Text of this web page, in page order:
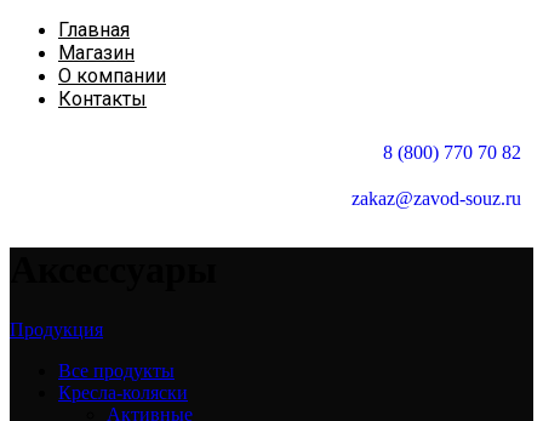
Главная
Магазин
О компании
Контакты
8 (800) 770 70 82
zakaz@zavod-souz.ru
Продукция
Все продукты
Кресла-коляски
Активные